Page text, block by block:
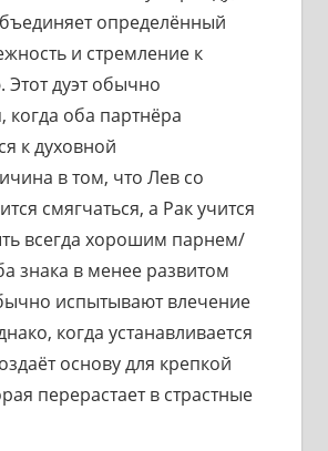
определённый
и стремление к
дуэт обычно
когда оба партнёра
к духовной
в том, что Лев со
смягчаться, а Рак учится
всегда хорошим парнем/
знака в менее развитом
испытывают влечение
когда устанавливается
основу для крепкой
перерастает в страстные